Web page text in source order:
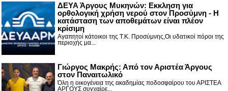
ΔΕΥΑ Άργους Μυκηνών: Εκκληση για
ορθολογική χρήση νερού στον Προσύμνη - Η
κατάσταση των αποθεμάτων είναι πλέον
κρίσιμη
Αγαπητοί κάτοικοι της Τ.Κ. Προσύμνης,Οι υδατικοί πόροι της
περιοχής μα...
Γιώργος Μακρής: Από τον Αριστέα Άργους
στον Παναιτωλικό
Όλη η οικογένεια της ακαδημίας ποδοσφαίρου του ΑΡΙΣΤΕΑ
ΑΡΓΟΥΣ συγχαίρε...